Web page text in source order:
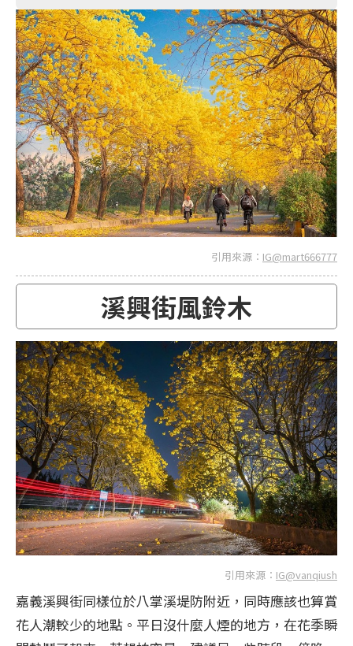
引用來源： IG@mart666777
溪興街風鈴木
引用來源： IG@vanqiush
嘉義溪興街同樣位於八掌溪堤防附近，同時應該也算賞
花人潮較少的地點。平日沒什麼人煙的地方，在花季瞬